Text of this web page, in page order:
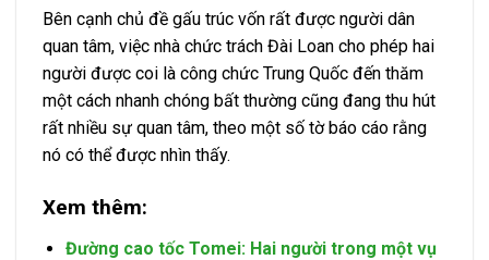
Bên cạnh chủ đề gấu trúc vốn rất được người dân
quan tâm, việc nhà chức trách Đài Loan cho phép hai
người được coi là công chức Trung Quốc đến thăm
một cách nhanh chóng bất thường cũng đang thu hút
rất nhiều sự quan tâm, theo một số tờ báo cáo rằng
nó có thể được nhìn thấy.
Xem thêm:
Đường cao tốc Tomei: Hai người trong một vụ